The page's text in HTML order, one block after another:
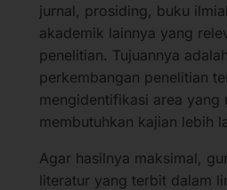
jurnal, prosiding, buku
akademik lainnya yang
penelitian. Tujuannya
perkembangan penelitian
mengidentifikasi area yang
membutuhkan kajian lebih
Agar hasilnya maksimal,
literatur yang terbit dalam